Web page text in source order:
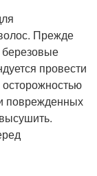
Прежде
березовые
провести
осторожностью
поврежденных